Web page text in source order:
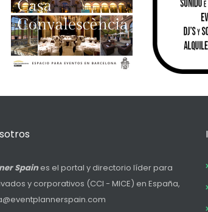
Spaines el portal y directorio líder para
y corporativos (CCI - MICE) en España,